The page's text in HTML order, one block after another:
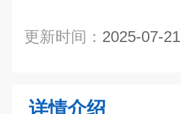
更新时间： 2025-07-21
详情介绍